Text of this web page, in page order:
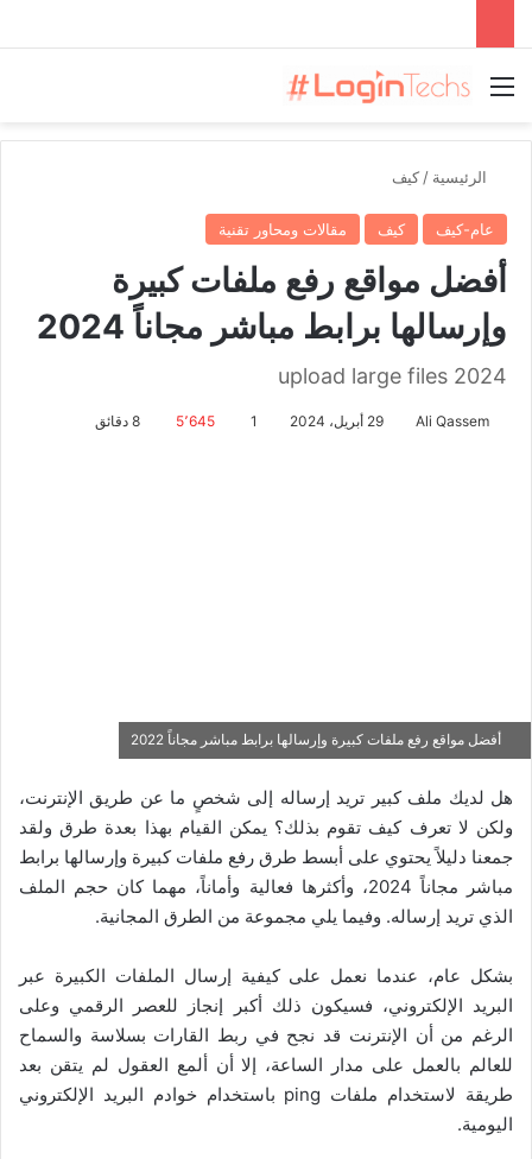
القائمة
الرئيسية /كيف
عام-كيف كيف مقالات ومحاور تقنية
أفضل مواقع رفع ملفات كبيرة
وإرسالها برابط مباشر مجاناً 2024
upload large files 2024
Ali Qassem 29 أبريل، 2024 1 5٬645
أفضل مواقع رفع ملفات كبيرة وإرسالها برابط مباشر مجاناً 2022
هل لديك ملف كبير تريد إرساله إلى شخصٍ ما عن طريق الإنترنت،
ولكن لا تعرف كيف تقوم بذلك؟ يمكن القيام بهذا بعدة طرق ولقد
جمعنا دليلاً يحتوي على أبسط طرق رفع ملفات كبيرة وإرسالها برابط
مباشر مجاناً 2024، وأكثرها فعالية وأماناً، مهما كان حجم الملف
الذي تريد إرساله. وفيما يلي مجموعة من الطرق المجانية.
بشكل عام، عندما نعمل على كيفية إرسال الملفات الكبيرة عبر
البريد الإلكتروني، فسيكون ذلك أكبر إنجاز للعصر الرقمي وعلى
الرغم من أن الإنترنت قد نجح في ربط القارات بسلاسة والسماح
للعالم بالعمل على مدار الساعة، إلا أن ألمع العقول لم يتقن بعد
طريقة لاستخدام ملفات ping باستخدام خوادم البريد الإلكتروني
اليومية.